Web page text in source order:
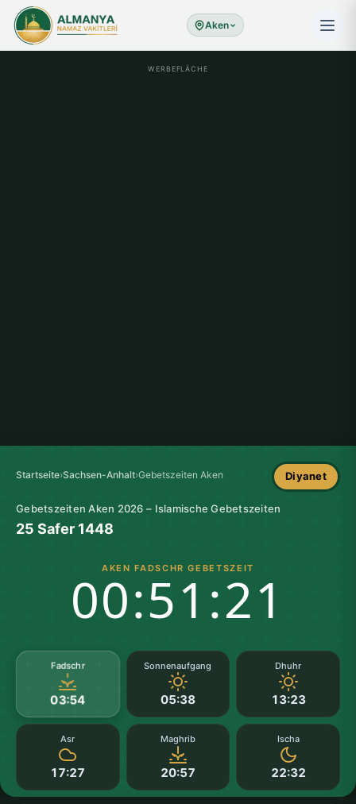
Aken
WERBEFLÄCHE
Startseite›Sachsen-Anhalt›Gebetszeiten Aken Diyanet
Gebetszeiten Aken 2026 – Islamische Gebetszeiten
25 Safer 1448
AKEN FADSCHR GEBETSZEIT
00:51:20
Fadschr
03:54
Sonnenaufgang
05:38
Dhuhr
13:23
Asr
17:27
Maghrib
20:57
Ischa
22:32